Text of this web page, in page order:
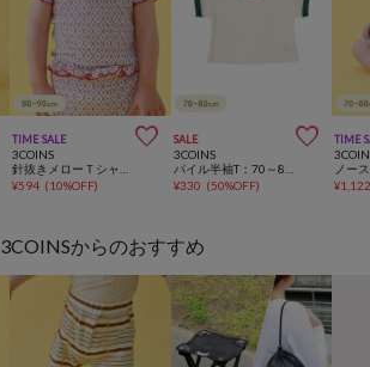
TIME SALE 
3COINS
¥594 (10%OFF)
SALE 
3COINS
¥330 (50%OFF)
TIME
¥
3COINSからのおすすめ